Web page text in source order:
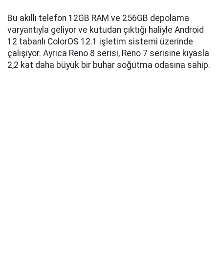
Bu akıllı telefon 12GB RAM ve 256GB depolama
varyantıyla geliyor ve kutudan çıktığı haliyle Android
12 tabanlı ColorOS 12.1 işletim sistemi üzerinde
çalışıyor. Ayrıca Reno 8 serisi, Reno 7 serisine kıyasla
2,2 kat daha büyük bir buhar soğutma odasına sahip.